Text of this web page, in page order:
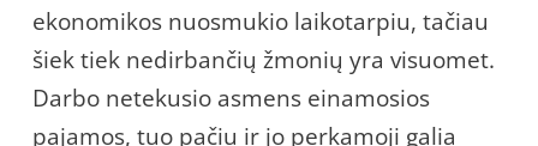
ekonomikos nuosmukio laikotarpiu, tačiau
šiek tiek nedirbančių žmonių yra visuomet.
Darbo netekusio asmens einamosios
pajamos, tuo pačiu ir jo perkamoji galia